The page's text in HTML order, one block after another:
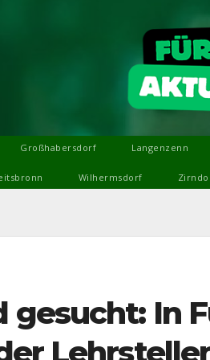
Großhabersdorf Langenzenn
Wilhermsdorf
gesucht: In